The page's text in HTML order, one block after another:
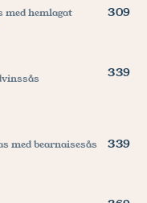
med hemlagat
309
339
med bearnaisesås
339